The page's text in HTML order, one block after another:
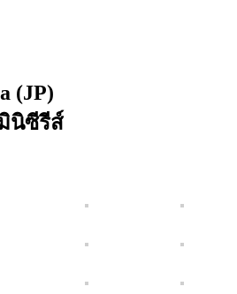
(JP)
นิซีรีส์